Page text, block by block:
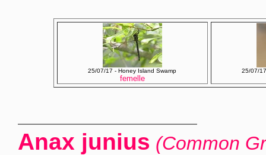
25/07/17 - Honey Island Swamp
femelle
25/07/
Anax junius (Common